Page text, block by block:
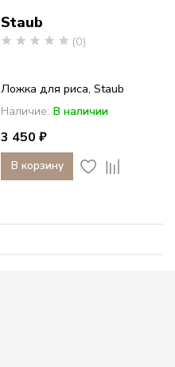
Staub
(0)
Ложка для риса, Staub
Наличие: В наличии
3 450 ₽
В корзину